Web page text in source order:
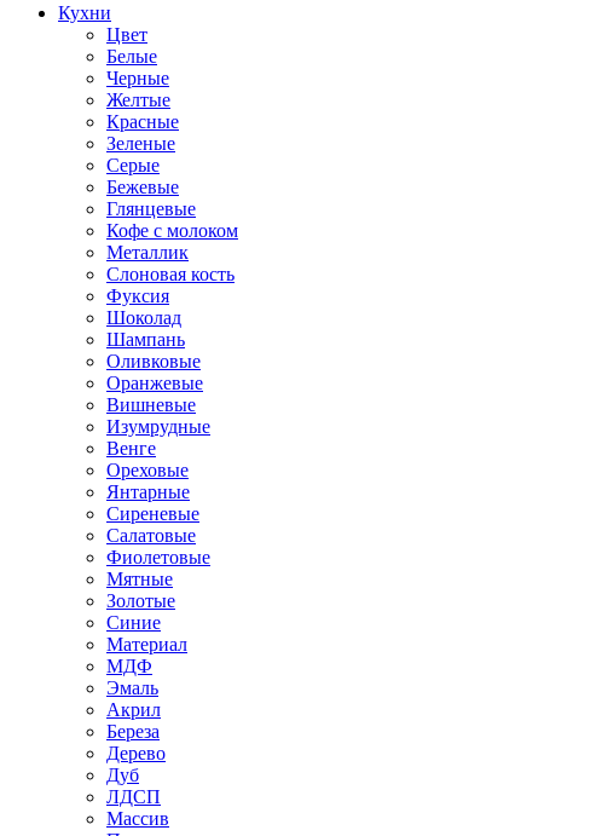
Кухни
Цвет
Белые
Черные
Желтые
Красные
Зеленые
Серые
Бежевые
Глянцевые
Кофе с молоком
Металлик
Слоновая кость
Фуксия
Шоколад
Шампань
Оливковые
Оранжевые
Вишневые
Изумрудные
Венге
Ореховые
Янтарные
Сиреневые
Салатовые
Фиолетовые
Мятные
Золотые
Синие
Материал
МДФ
Эмаль
Акрил
Береза
Дерево
Дуб
ЛДСП
Массив